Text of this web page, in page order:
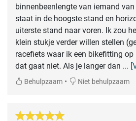
binnenbeenlengte van iemand
staat in de hoogste stand en
uiterste stand naar voren. Ik zou
klein stukje verder willen stellen
racefiets waar ik een bikefitting
dat gaat niet. Als je langer dan ...
Behulpzaam • Niet behulpzaam